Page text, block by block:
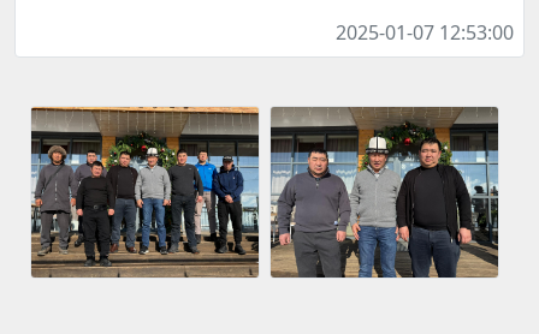
2025-01-07 12:53:00